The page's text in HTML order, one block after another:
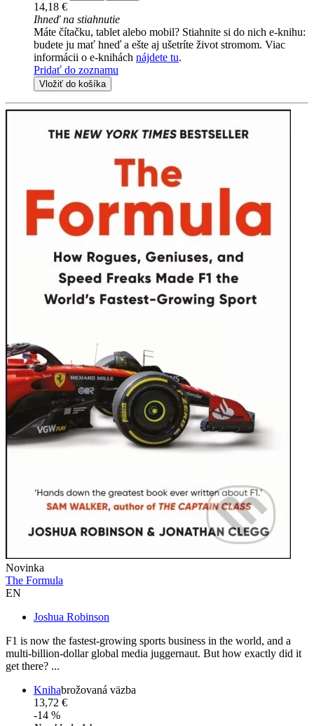
14,18 €
Ihneď na stiahnutie
Máte čítačku, tablet alebo mobil? Stiahnite si do nich e-knihu:
budete ju mať hneď a ešte aj ušetríte život stromom. Viac
informácii o e-knihách nájdete tu.
Pridať do zoznamu
Vložiť do košíka
Novinka
The Formula
EN
Joshua Robinson
F1 is now the fastest-growing sports business in the world, and a
multi-billion-dollar global media juggernaut. But how exactly did it
get there? ...
Knihabrožovaná väzba
13,72 €
-14 %